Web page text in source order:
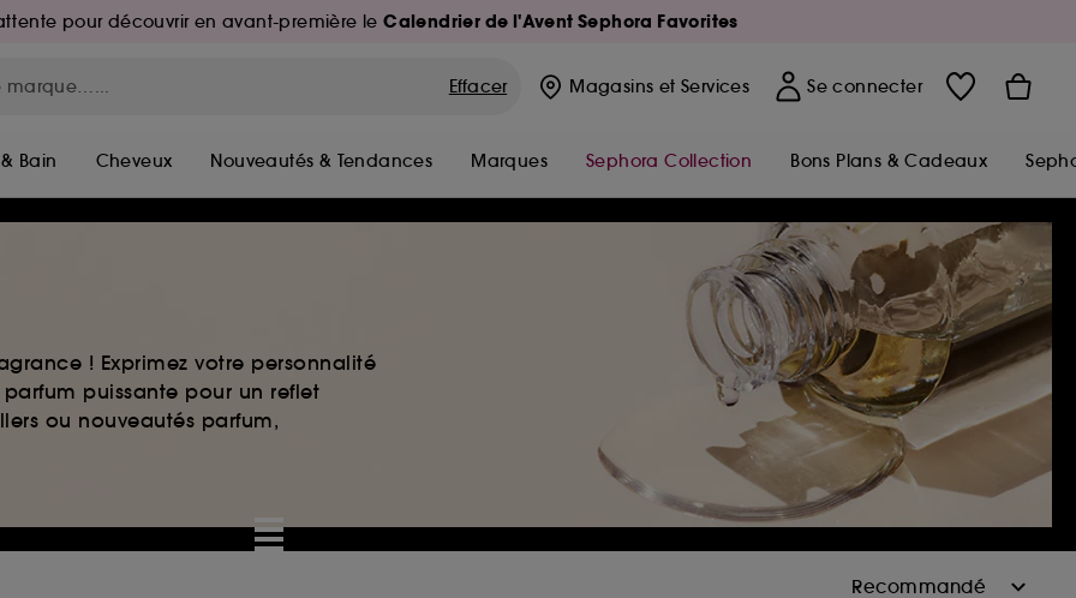
pour découvrir en avant-première leCalendrier de l'Avent Sephora Favorites
Effacer Magasins et Services Se connecter
Bain Cheveux Nouveautés & Tendances Marques Sephora Collection Bons Plans & Cadeaux
! Exprimez votre personnalité
puissante pour un reflet
ou nouveautés parfum,